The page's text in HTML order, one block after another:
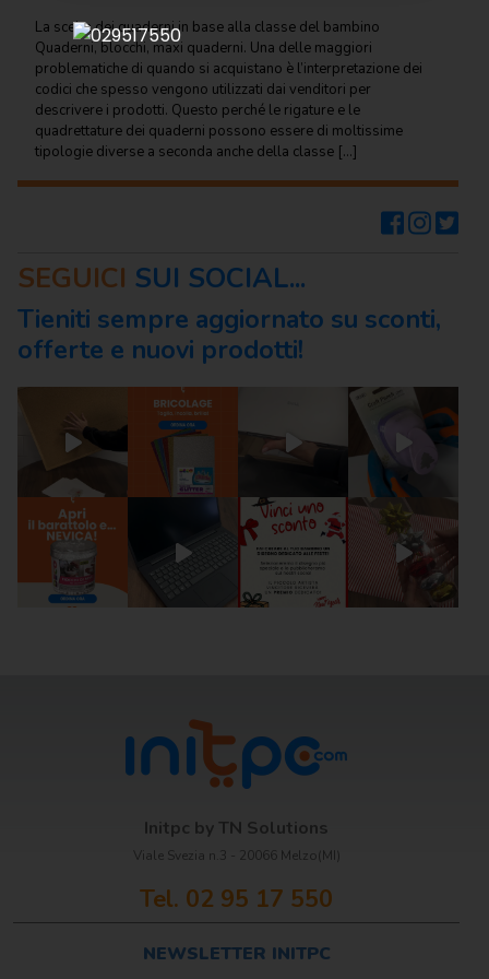
Regalo
Cancelleria
per ufficio
Carta
per
ufficio
stampanti
Informatica
Macchine
Prodotti
per
comunità
Scrittura e
correzione
Scuola
La scelta dei quaderni in base alla classe del bambino
Quaderni, blocchi, maxi quaderni. Una delle maggiori
problematiche di quando si acquistano è l’interpretazione dei
codici che spesso vengono utilizzati dai venditori per
descrivere i prodotti. Questo perché le rigature e le
quadrettature dei quaderni possono essere di moltissime
tipologie diverse a seconda anche della classe […]
SEGUICI SUI SOCIAL...
Tieniti sempre aggiornato su sconti,
offerte e nuovi prodotti!
Initpc by TN Solutions
Viale Svezia n.3 - 20066 Melzo(MI)
Tel. 02 95 17 550
NEWSLETTER INITPC